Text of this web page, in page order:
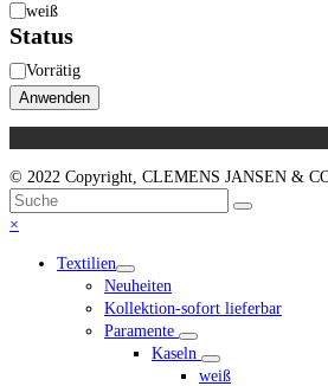
weiß
Status
Verfügbarkeit
Vorrätig
Anwenden
An
den
scrollen
Suche
Senden
×
menu
Textilien
Neuheiten
Kollektion-sofort lieferbar
Paramente
Kaseln
weiß